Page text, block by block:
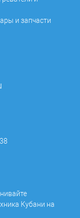
и запчасти